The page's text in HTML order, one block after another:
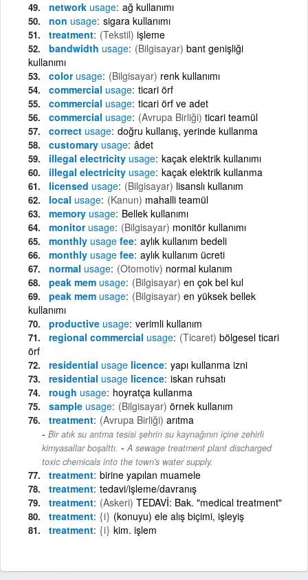
network usage ağ kullanımı
non usage sigara kullanımı
treatment (Tekstil) işleme
bandwidth usage (Bilgisayar) bant genişliği
kullanımı
color usage (Bilgisayar) renk kullanımı
commercial usage ticari örf
commercial usage ticari örf ve adet
commercial usage (Avrupa Birliği) ticari teamül
correct usage doğru kullanış, yerinde kullanma
customary usage âdet
illegal electricity usage kaçak elektrik kullanımı
illegal electricity usage kaçak elektrik kullanma
licensed usage (Bilgisayar) lisanslı kullanım
local usage (Kanun) mahalli teamül
memory usage Bellek kullanımı
monitor usage (Bilgisayar) monitör kullanımı
monthly usage fee aylık kullanım bedeli
monthly usage fee aylık kullanım ücreti
normal usage (Otomotiv) normal kulanım
peak mem usage (Bilgisayar) en çok bel kul
peak mem usage (Bilgisayar) en yüksek bellek
kullanımı
productive usage verimli kullanım
regional commercial usage (Ticaret) bölgesel ticari
örf
residential usage licence yapı kullanma izni
residential usage licence iskan ruhsatı
rough usage hoyratça kullanma
sample usage (Bilgisayar) örnek kullanım
treatment (Avrupa Birliği) arıtma
Bir atık su arıtma tesisi şehrin su kaynağının içine zehirli
kimyasallar boşalttı. - A sewage treatment plant discharged
toxic chemicals into the town's water supply.
treatment birine yapılan muamele
treatment tedavi/işleme/davranış
treatment (Askeri) TEDAVİ: Bak. "medical treatment"
treatment {i} (konuyu) ele alış biçimi, işleyiş
treatment {i} kim. işlem